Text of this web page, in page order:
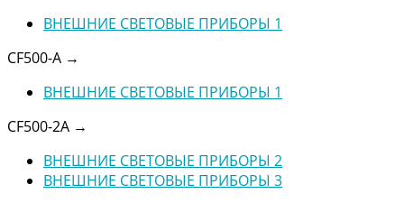
ВНЕШНИЕ СВЕТОВЫЕ ПРИБОРЫ 1
CF500-A →
ВНЕШНИЕ СВЕТОВЫЕ ПРИБОРЫ 1
CF500-2A →
ВНЕШНИЕ СВЕТОВЫЕ ПРИБОРЫ 2
ВНЕШНИЕ СВЕТОВЫЕ ПРИБОРЫ 3